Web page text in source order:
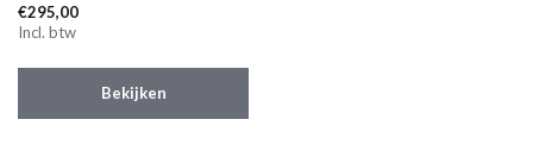
€295,00
Incl. btw
Bekijken